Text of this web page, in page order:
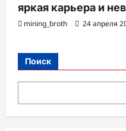
яркая карьера и
mining_broth 24 апреля
Поиск